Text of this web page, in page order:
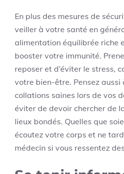
En plus des mesures de
veiller à votre santé en
alimentation équilibrée riche
booster votre immunité.
reposer et d’éviter le stress,
votre bien-être. Pensez
collations saines lors de vos
éviter de devoir chercher de
lieux bondés. Quelles que
écoutez votre corps et ne
médecin si vous ressentez